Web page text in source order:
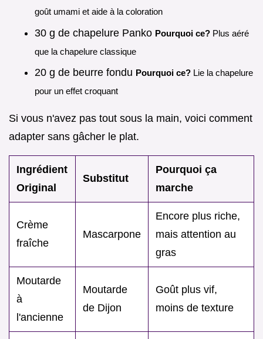
goût umami et aide à la coloration
30 g de chapelure Panko Pourquoi ce? Plus aéré
que la chapelure classique
20 g de beurre fondu Pourquoi ce? Lie la chapelure
pour un effet croquant
Si vous n'avez pas tout sous la main, voici comment
adapter sans gâcher le plat.
Ingrédient
Original
Substitut
Pourquoi ça
marche
Crème
fraîche
Mascarpone
Encore plus riche,
mais attention au
gras
Moutarde
à
l'ancienne
Moutarde
de Dijon
Goût plus vif,
moins de texture